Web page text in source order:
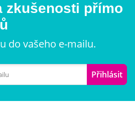
zkušenosti přímo
do vašeho e-mailu.
Přihlásit